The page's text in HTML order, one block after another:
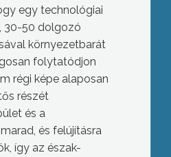
egy technológiai
30-50 dolgozó
környezetbarát
folytatódjon
régi képe alaposan
részét
és a
és felújításra
így az észak-